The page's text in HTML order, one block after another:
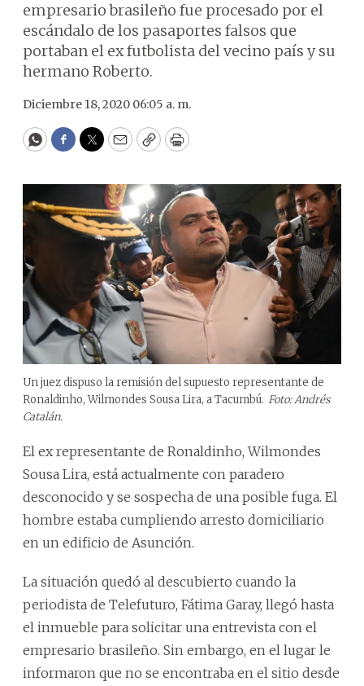
empresario brasileño fue procesado por el
escándalo de los pasaportes falsos que
portaban el ex futbolista del vecino país y su
hermano Roberto.
Diciembre 18, 2020 06:05 a. m.
WhatsApp
Facebook
Twitter
EmailCopyPrint
Un juez dispuso la remisión del supuesto representante de
Ronaldinho, Wilmondes Sousa Lira, a Tacumbú. Foto: Andrés
Catalán.
El ex representante de Ronaldinho, Wilmondes
Sousa Lira, está actualmente con paradero
desconocido y se sospecha de una posible fuga. El
hombre estaba cumpliendo arresto domiciliario
en un edificio de Asunción.
La situación quedó al descubierto cuando la
periodista de Telefuturo, Fátima Garay, llegó hasta
el inmueble para solicitar una entrevista con el
empresario brasileño. Sin embargo, en el lugar le
informaron que no se encontraba en el sitio desde